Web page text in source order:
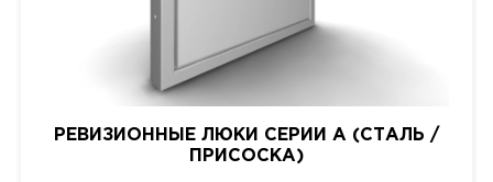
РЕВИЗИОННЫЕ ЛЮКИ СЕРИИ A (СТАЛЬ /
ПРИСОСКА)